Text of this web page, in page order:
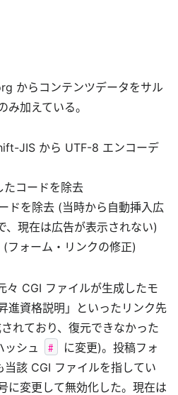
からコンテンツデータをサル
加えている。
JIS から UTF-8 エンコーデ
コードを除去
ドを除去 (当時から自動挿入広
、現在は広告が表示されない)
フォーム・リンクの修正)
々 CGI ファイルが生成したモ
進資格説明」といったリンク先
れており、復元できなかった
シュ
#
に変更)。投稿フォ
当該 CGI ファイルを指してい
に変更して無効化した。現在は